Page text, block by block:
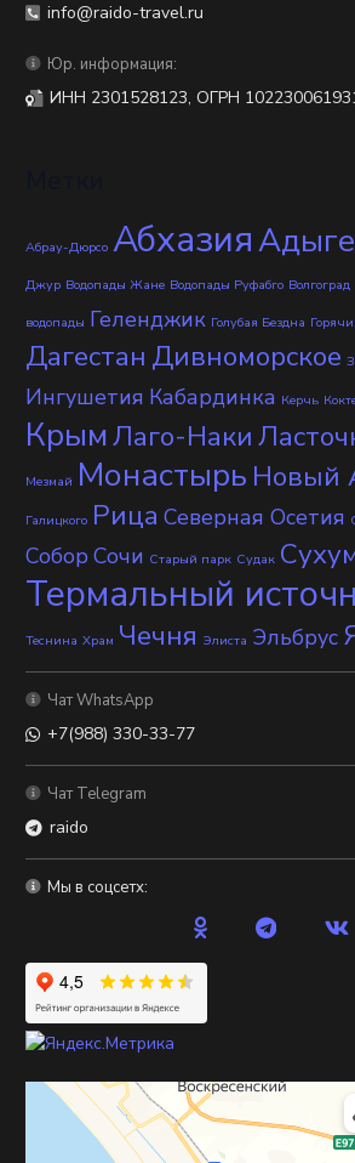
info@raido-travel.ru
Юр. информация:
ИНН 2301528123, ОГРН
Абрау-Дюрсо Абхазия
Джур Водопады Жане Водопады Руфабго Волгоград
водопады Геленджик Голубая Бездна
Дагестан Дивноморское
Ингушетия Кабардинка Керчь
КрымЛаго-Наки
Мезмай Монастырь Новый
Галицкого Рица Северная Осетия
Собор Сочи Старый парк Судак
Термальный
Теснина Храм Чечня Элиста Эльбрус
Чат WhatsApp
+7(988) 330-33-77
Чат Telegram
raido
Мы в соцсетх: